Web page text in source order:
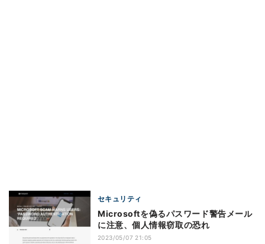
セキュリティ
Microsoftを偽るパスワード警告メール
に注意、個人情報窃取の恐れ
2023/05/07 21:05